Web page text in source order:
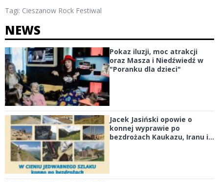
Tagi: Cieszanow Rock Festiwal
NEWS
Pokaz iluzji, moc atrakcji
oraz Masza i Niedźwiedź w
"Poranku dla dzieci"
Jacek Jasiński opowie o
konnej wyprawie po
bezdrożach Kaukazu, Iranu i...